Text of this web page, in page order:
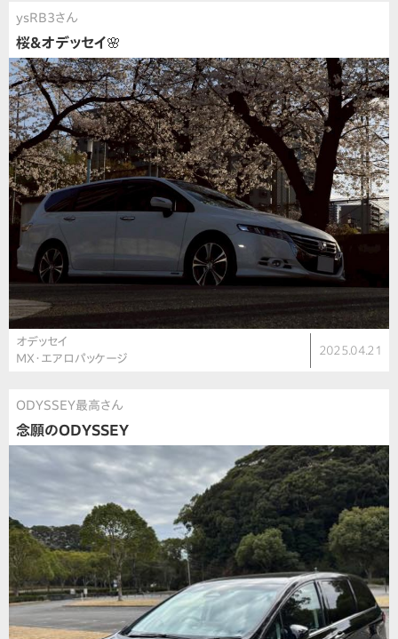
ysRB3さん
桜&オデッセイ🌸
オデッセイ
MX・エアロパッケージ
2025.04.21
ODYSSEY最高さん
念願のODYSSEY